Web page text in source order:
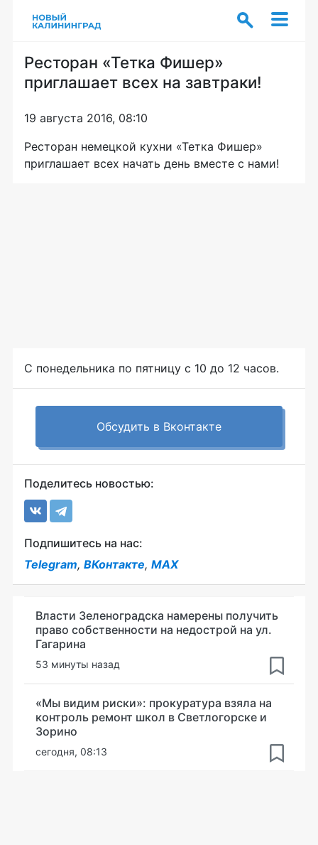
Ресторан «Тетка Фишер»
приглашает всех на завтраки!
19 августа 2016, 08:10
Ресторан немецкой кухни «Тетка Фишер»
приглашает всех начать день вместе с нами!
С понедельника по пятницу с 10 до 12 часов.
Обсудить в Вконтакте
Поделитесь новостью:
Подпишитесь на нас:
Telegram, ВКонтакте, MAX
Власти Зеленоградска намерены получить
право собственности на недострой на ул.
Гагарина
53 минуты назад
«Мы видим риски»: прокуратура взяла на
контроль ремонт школ в Светлогорске и
Зорино
сегодня, 08:13